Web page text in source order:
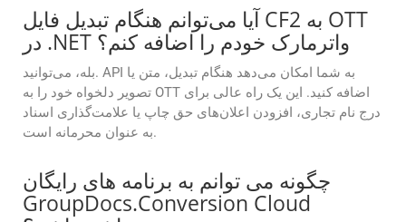
آیا می‌توانم هنگام تبدیل فایل CF2 به OTT
در .NET واترمارک خودم را اضافه کنم؟
بله، می‌توانید. API به شما امکان می‌دهد هنگام تبدیل، متن یا
تصویر دلخواه خود را به OTT اضافه کنید. این یک راه عالی برای
درج نام تجاری، افزودن اعلان‌های حق چاپ یا علامت‌گذاری اسناد
به عنوان محرمانه است.
چگونه می توانم به برنامه های رایگان
GroupDocs.Conversion Cloud